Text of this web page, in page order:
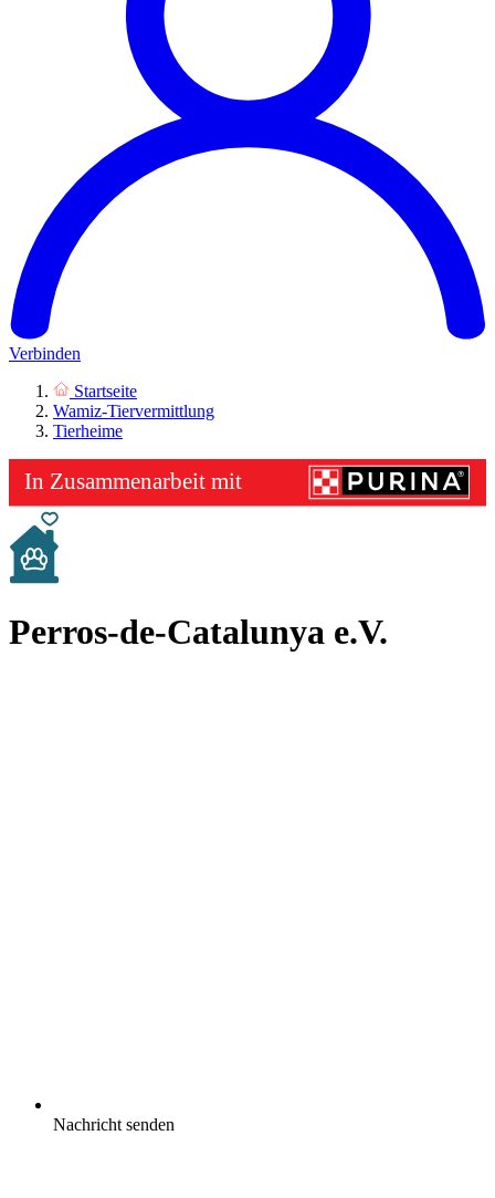
Verbinden
Startseite
Wamiz-Tiervermittlung
Tierheime
Perros-de-Catalunya e.V.
Nachricht senden